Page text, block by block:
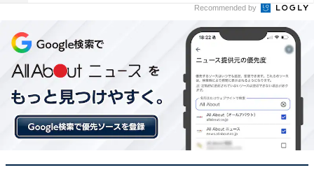
その後も、掃除、洗濯、炊事、買い物、来客時のお茶出
し、庭掃除――そうした家事を「女だから」と自分だけ
が手伝わされることに、疑問しか抱けなかったという羽
菜さん。高校卒業とともに奨学金で関東の大学へ進学
し、そのまま就職。以来、実家に帰るのは数年に1度程
度に抑え、できるだけ家族とは距離を置いているといい
ます。
Recommended by